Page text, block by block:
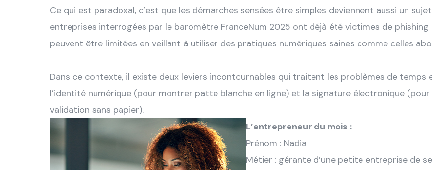
Ce qui est paradoxal, c’est que les démarches sensées être simples deviennent aussi un
entreprises interrogées par le baromètre FranceNum 2025 ont déjà été victimes de
peuvent être limitées en veillant à utiliser des pratiques numériques saines comme celles
Dans ce contexte, il existe deux leviers incontournables qui traitent les problèmes de temps
l’identité numérique (pour montrer patte blanche en ligne) et la signature électronique
validation sans papier).
L’entrepreneur du mois :
Prénom : Nadia
Métier : gérante d’une petite entreprise de